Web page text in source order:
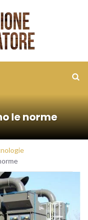
le norme